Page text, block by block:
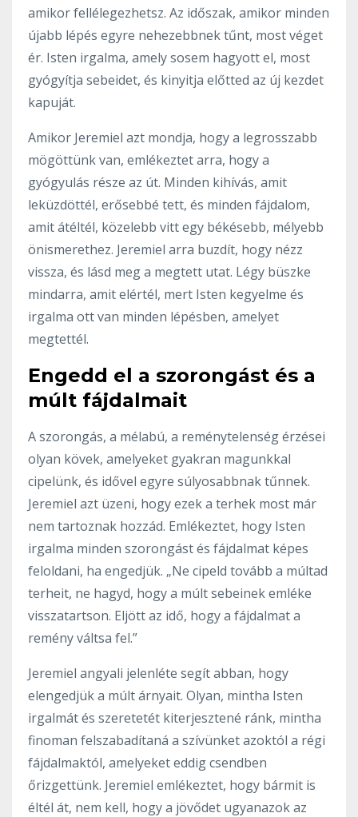
amikor fellélegezhetsz. Az időszak, amikor minden
újabb lépés egyre nehezebbnek tűnt, most véget
ér. Isten irgalma, amely sosem hagyott el, most
gyógyítja sebeidet, és kinyitja előtted az új kezdet
kapuját.
Amikor Jeremiel azt mondja, hogy a legrosszabb
mögöttünk van, emlékeztet arra, hogy a
gyógyulás része az út. Minden kihívás, amit
leküzdöttél, erősebbé tett, és minden fájdalom,
amit átéltél, közelebb vitt egy békésebb, mélyebb
önismerethez. Jeremiel arra buzdít, hogy nézz
vissza, és lásd meg a megtett utat. Légy büszke
mindarra, amit elértél, mert Isten kegyelme és
irgalma ott van minden lépésben, amelyet
megtettél.
Engedd el a szorongást és a
múlt fájdalmait
A szorongás, a mélabú, a reménytelenség érzései
olyan kövek, amelyeket gyakran magunkkal
cipelünk, és idővel egyre súlyosabbnak tűnnek.
Jeremiel azt üzeni, hogy ezek a terhek most már
nem tartoznak hozzád. Emlékeztet, hogy Isten
irgalma minden szorongást és fájdalmat képes
feloldani, ha engedjük. „Ne cipeld tovább a múltad
terheit, ne hagyd, hogy a múlt sebeinek emléke
visszatartson. Eljött az idő, hogy a fájdalmat a
remény váltsa fel.”
Jeremiel angyali jelenléte segít abban, hogy
elengedjük a múlt árnyait. Olyan, mintha Isten
irgalmát és szeretetét kiterjesztené ránk, mintha
finoman felszabadítaná a szívünket azoktól a régi
fájdalmaktól, amelyeket eddig csendben
őrizgettünk. Jeremiel emlékeztet, hogy bármit is
éltél át, nem kell, hogy a jövődet ugyanazok az